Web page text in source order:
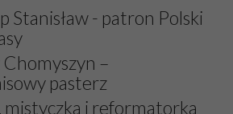
nam możliwości codziennego
Świętej, dawał on wyrazy swej
Matki Bożej śpiewem
Matce Bożej bagaż własnych
Stanisław - patron Polski
–
pasterz
mistyczka i reformatorka